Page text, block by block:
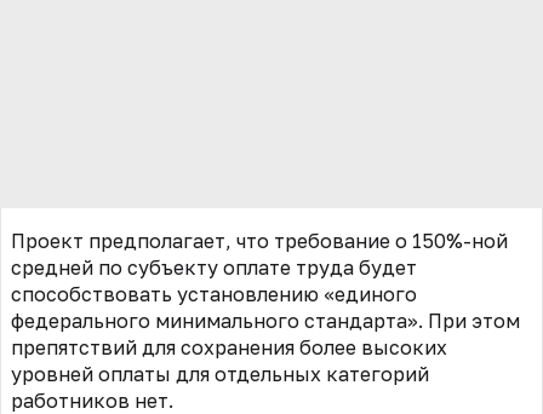
Проект предполагает, что требование о 150%-ной
средней по субъекту оплате труда будет
способствовать установлению «единого
федерального минимального стандарта». При этом
препятствий для сохранения более высоких
уровней оплаты для отдельных категорий
работников нет.